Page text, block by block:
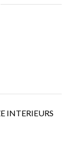
INTERIEURS